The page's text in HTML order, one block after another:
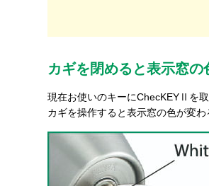
カギを閉めると表示窓の
現在お使いのキーにChecKEYⅡを取
カギを操作すると表示窓の色が変